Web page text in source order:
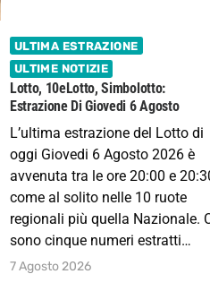
ULTIMA ESTRAZIONE
ULTIME NOTIZIE
Lotto, 10eLotto, Simbolotto:
Estrazione Di Giovedi 6 Agosto
L’ultima estrazione del Lotto di
oggi Giovedi 6 Agosto 2026 è
avvenuta tra le ore 20:00 e
come al solito nelle 10 ruote
regionali più quella Nazionale.
sono cinque numeri estratti…
7 Agosto 2026